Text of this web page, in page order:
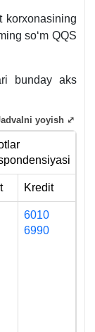
korхonasining
soʻm QQS
bunday aks
Kredit
6010
6990
yoyish ⤢